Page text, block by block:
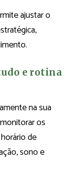
ajustar o
e rotina
na sua
os
de
sono e